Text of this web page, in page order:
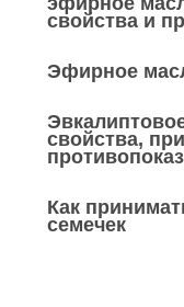
свойства и
Эфирное
свойства,
Как
семечек